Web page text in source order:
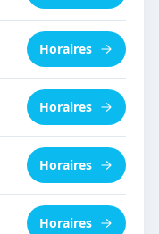
Horaires
Horaires
Horaires
Horaires